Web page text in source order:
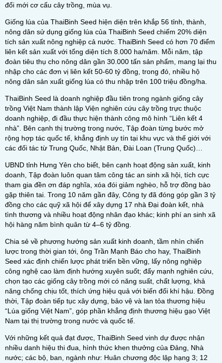
đổi mới cơ cấu cây trồng, mùa vụ.
Giống lúa của ThaiBinh Seed hiện diện trên khắp 56 tỉnh, thành,
nông dân sử dụng giống lúa của ThaiBinh Seed chiếm 20% diện
tích sản xuất nông nghiệp cả nước. ThaiBinh Seed có hơn 70 điểm
liên kết sản xuất với tổng diện tích 8.000 ha/năm. Mỗi năm, tập
đoàn tiêu thụ cho nông dân gần 30.000 tấn sản phẩm, mang lại thu
nhập cho các đơn vị liên kết 50-60 tỷ đồng, trong đó, nhiều hộ
nông dân sản xuất giống lúa có thu nhập trên 100 triệu đồng/ha.
ThaiBinh Seed là doanh nghiệp đầu tiên trong ngành giống cây
trồng Việt Nam thành lập Viện nghiên cứu cây trồng trực thuộc
doanh nghiệp, đi đầu thực hiện thành công mô hình “Liên kết 4
nhà”. Bên cạnh thị trường trong nước, Tập đoàn từng bước mở
rộng hợp tác quốc tế, khẳng định uy tín tại khu vực và thế giới với
các đối tác từ Trung Quốc, Nhật Bản, Đài Loan (Trung Quốc)…
UBND tỉnh Hưng Yên cho biết, bên cạnh hoạt động sản xuất, kinh
doanh, Tập đoàn luôn quan tâm công tác an sinh xã hội, tích cực
tham gia đền ơn đáp nghĩa, xóa đói giảm nghèo, hỗ trợ đồng bào
gặp thiên tai. Trong 10 năm gần đây, Công ty đã đóng góp gần 3 tỷ
đồng cho các quỹ xã hội để xây dựng 17 nhà Đại đoàn kết, nhà
tình thương và nhiều hoạt động nhân đạo khác; kinh phí an sinh xã
hội hàng năm bình quân từ 4–6 tỷ đồng.
Chia sẻ về phương hướng sản xuất kinh doanh, tầm nhìn chiến
lược trong thời gian tới, ông Trần Mạnh Báo cho hay, ThaiBinh
Seed xác định chiến lược phát triển bền vững, lấy nông nghiệp
công nghệ cao làm định hướng xuyên suốt; đẩy mạnh nghiên cứu,
chọn tạo các giống cây trồng mới có năng suất, chất lượng, khả
năng chống chịu tốt, thích ứng hiệu quả với biến đổi khí hậu. Đồng
thời, Tập đoàn tiếp tục xây dựng, bảo vệ và lan tỏa thương hiệu
“Lúa giống Việt Nam”, góp phần khẳng định thương hiệu gạo Việt
Nam tại thị trường trong nước và quốc tế.
Với những kết quả đạt được, ThaiBinh Seed vinh dự được nhận
nhiều danh hiệu thi đua, hình thức khen thưởng của Đảng, Nhà
nước; các bộ, ban, ngành như: Huân chương độc lập hạng 3; 12